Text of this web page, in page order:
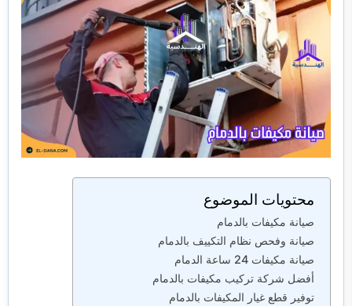
محتويات الموضوع
صيانة مكيفات بالدمام
صيانة وفحص نظام التكييف بالدمام
صيانة مكيفات 24 ساعة الدمام
أفضل شركة تركيب مكيفات بالدمام
توفير قطع غيار المكيفات بالدمام